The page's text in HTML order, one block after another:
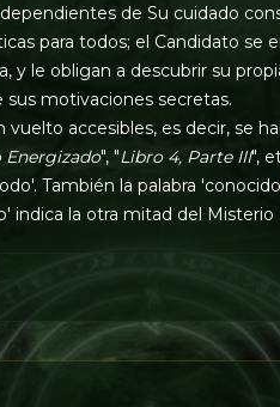
de Su cuidado
para todos; el Candidato se
y le obligan a descubrir su
motivaciones secretas.
accesibles, es decir, se
Energizado", "Libro 4, Parte III",
También la palabra
indica la otra mitad del Misterio